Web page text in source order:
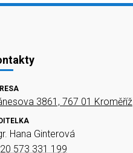
3861, 767 01 Kroměříž
Hana Ginterová
573 331 199